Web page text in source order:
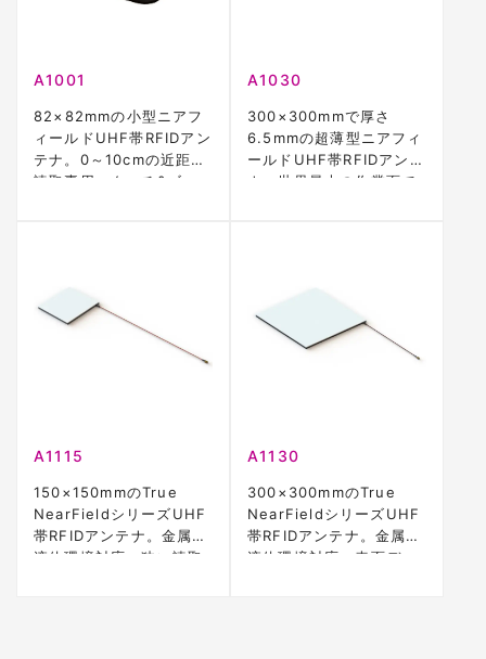
A1001
82×82mmの小型ニアフ
ィールドUHF帯RFIDアン
テナ。0～10cmの近距離
読取専用、タッチ&ゴー
A1030
300×300mmで厚さ
6.5mmの超薄型ニアフィ
ールドUHF帯RFIDアンテ
ナ。世界最大の作業面で
A1115
150×150mmのTrue
NearFieldシリーズUHF
帯RFIDアンテナ。金属・
液体環境対応、狭い読取
A1130
300×300mmのTrue
NearFieldシリーズUHF
帯RFIDアンテナ。金属・
液体環境対応、表面デッ